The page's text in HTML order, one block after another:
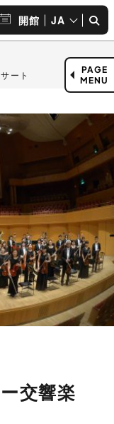
開館 JA
ート
交響楽
PAGE
MENU